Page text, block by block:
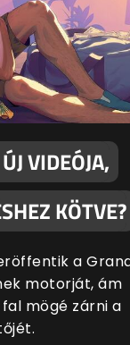
VIDEÓJA,
KÖTVE?
a
motorját, ám
mögé zárni a